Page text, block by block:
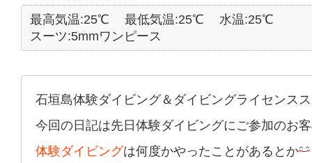
最高気温:25℃
最低気温:25℃
水温:25℃
スーツ:5mmワンピース
石垣島体験ダイビング＆ダイビングライセンス
今回の日記は先日体験ダイビングにご参加のお
体験ダイビングは何度かやったことがあるとか